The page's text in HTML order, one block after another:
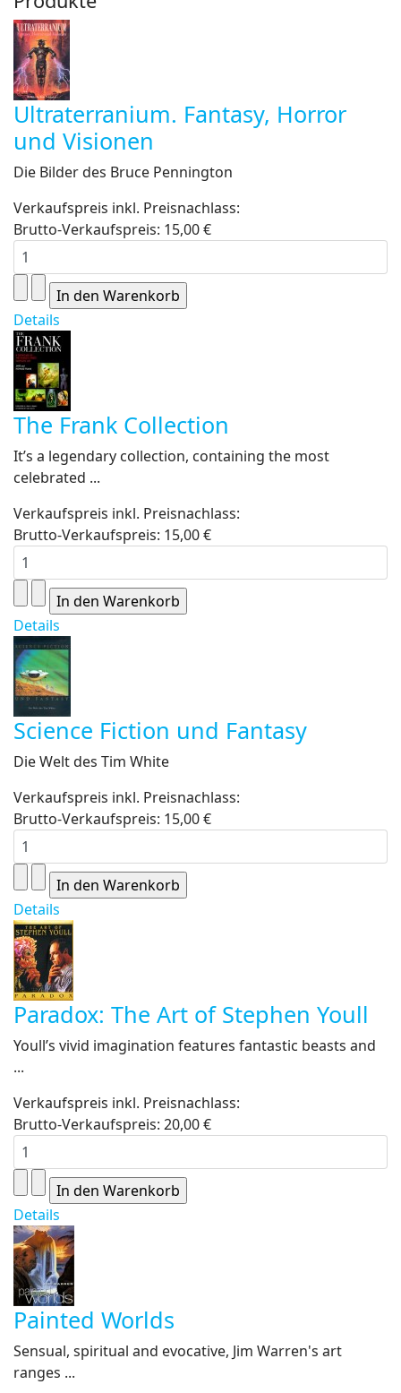
Ultraterranium. Fantasy, Horror
und Visionen
Die Bilder des Bruce Pennington
Verkaufspreis inkl. Preisnachlass:
Brutto-Verkaufspreis: 15,00 €
Details
The Frank Collection
It’s a legendary collection, containing the most
celebrated ...
Verkaufspreis inkl. Preisnachlass:
Brutto-Verkaufspreis: 15,00 €
Details
Science Fiction und Fantasy
Die Welt des Tim White
Verkaufspreis inkl. Preisnachlass:
Brutto-Verkaufspreis: 15,00 €
Details
Paradox: The Art of Stephen Youll
Youll’s vivid imagination features fantastic beasts and
...
Verkaufspreis inkl. Preisnachlass:
Brutto-Verkaufspreis: 20,00 €
Details
Painted Worlds
Sensual, spiritual and evocative, Jim Warren's art
ranges ...